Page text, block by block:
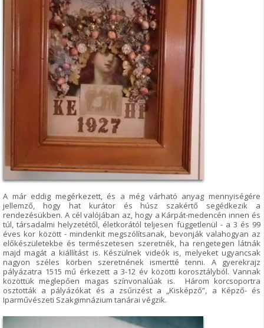
A már eddig megérkezett, és a még várható anyag mennyiségére
jellemző, hogy hat kurátor és húsz szakértő segédkezik a
rendezésükben. A cél valójában az, hogy a Kárpát-medencén innen és
túl, társadalmi helyzetétől, életkorától teljesen függetlenül - a 3 és 99
éves kor között - mindenkit megszólítsanak, bevonják valahogyan az
előkészületekbe és természetesen szeretnék, ha rengetegen látnák
majd magát a kiállítást is. Készülnek videók is, melyeket ugyancsak
nagyon széles körben szeretnének ismertté tenni. A gyerekrajz
pályázatra 1515 mű érkezett a 3-12 év közötti korosztályból. Vannak
közöttük meglepően magas színvonalúak is. Három korcsoportra
osztották a pályázókat és a zsűrizést a „Kisképző”, a Képző- és
Iparművészeti Szakgimnázium tanárai végzik.